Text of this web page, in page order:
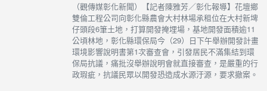
（觀傳媒彰化新聞）【記者陳雅芳／彰化報導】花壇鄉
雙倫工程公司向彰化縣農會大村林場承租位在大村新埤
仔頭段6筆土地，打算開發掩埋場，基地開發面積逾11
公頃林地，彰化縣環保局今（29）日下午舉辦開發計畫
環境影響說明書第1次審查會，引發居民不滿集結到環
保局抗議，痛批沒舉辦說明會就直接審查，是嚴重的行
政瑕疵，抗議民眾以開發恐造成水源汙源，要求撤案。